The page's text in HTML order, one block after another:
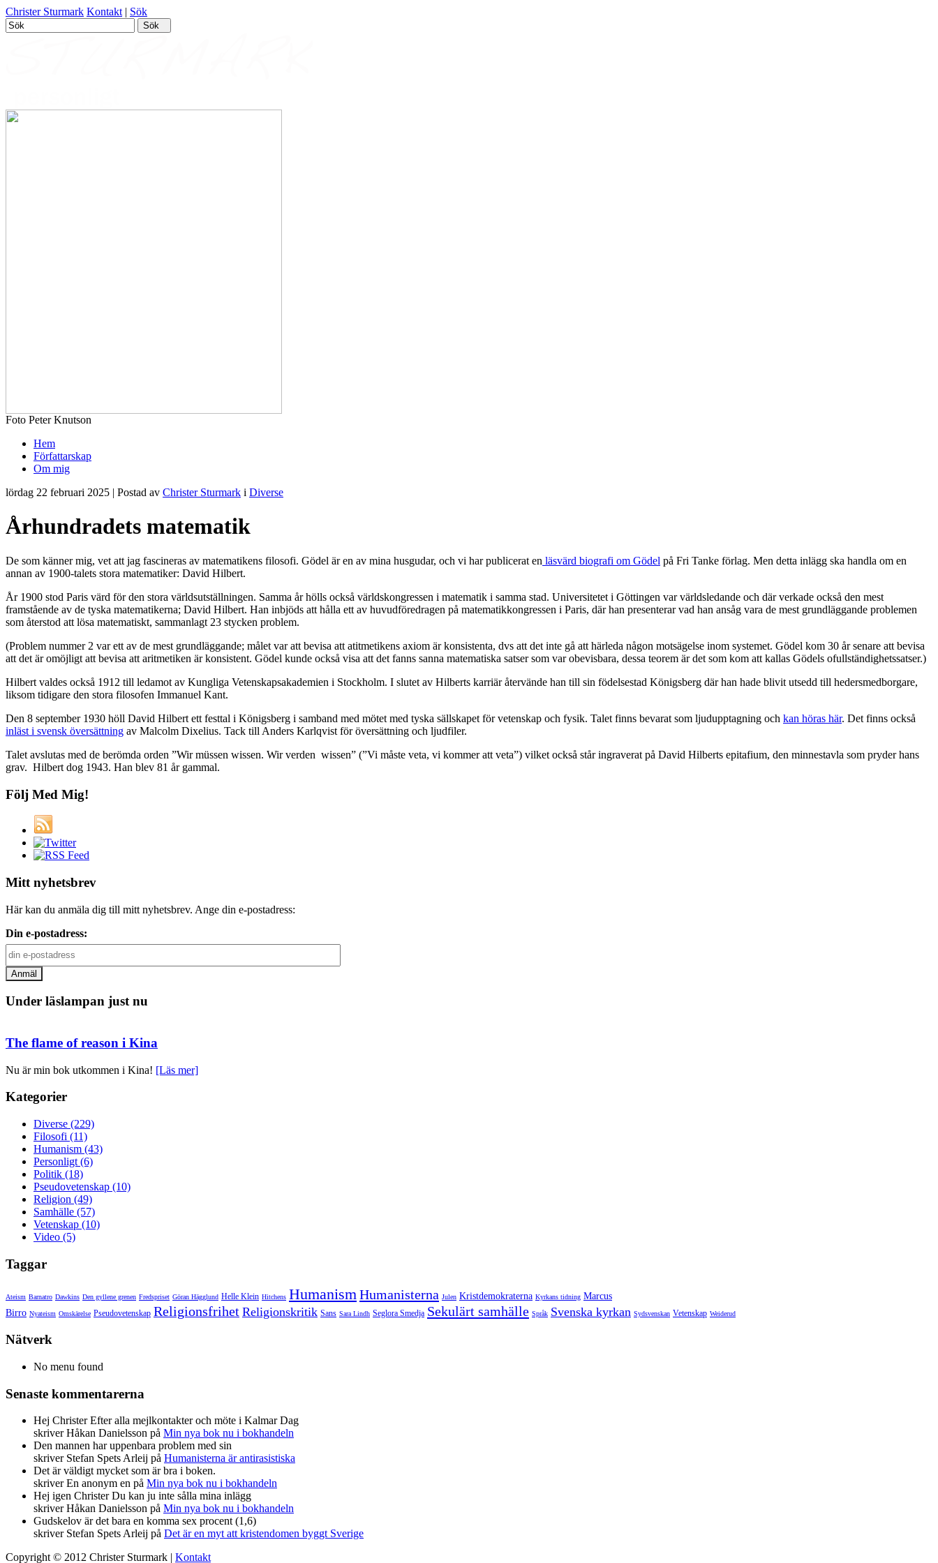
Christer Sturmark Kontakt | Sök
Foto Peter Knutson
Hem
Författarskap
Om mig
lördag 22 februari 2025 | Postad av Christer Sturmark i Diverse
Århundradets matematik
De som känner mig, vet att jag fascineras av matematikens filosofi. Gödel är en av mina husgudar, och vi har publicerat en läsvärd biografi om Gödel på Fri Tanke förlag. Men detta inlägg ska handla om en
annan av 1900-talets stora matematiker: David Hilbert.
År 1900 stod Paris värd för den stora världsutställningen. Samma år hölls också världskongressen i matematik i samma stad. Universitetet i Göttingen var världsledande och där verkade också den mest
framstående av de tyska matematikerna; David Hilbert. Han inbjöds att hålla ett av huvudföredragen på matematikkongressen i Paris, där han presenterar vad han ansåg vara de mest grundläggande problemen
som återstod att lösa matematiskt, sammanlagt 23 stycken problem.
(Problem nummer 2 var ett av de mest grundläggande; målet var att bevisa att atitmetikens axiom är konsistenta, dvs att det inte gå att härleda någon motsägelse inom systemet. Gödel kom 30 år senare att bevisa
att det är omöjligt att bevisa att aritmetiken är konsistent. Gödel kunde också visa att det fanns sanna matematiska satser som var obevisbara, dessa teorem är det som kom att kallas Gödels ofullständighetssatser.)
Hilbert valdes också 1912 till ledamot av Kungliga Vetenskapsakademien i Stockholm. I slutet av Hilberts karriär återvände han till sin födelsestad Königsberg där han hade blivit utsedd till hedersmedborgare,
liksom tidigare den stora filosofen Immanuel Kant.
Den 8 september 1930 höll David Hilbert ett festtal i Königsberg i samband med mötet med tyska sällskapet för vetenskap och fysik. Talet finns bevarat som ljudupptagning och kan höras här. Det finns också
inläst i svensk översättning av Malcolm Dixelius. Tack till Anders Karlqvist för översättning och ljudfiler.
Talet avslutas med de berömda orden ”Wir müssen wissen. Wir verden wissen” (”Vi måste veta, vi kommer att veta”) vilket också står ingraverat på David Hilberts epitafium, den minnestavla som pryder hans
grav. Hilbert dog 1943. Han blev 81 år gammal.
Följ Med Mig!
Mitt nyhetsbrev
Här kan du anmäla dig till mitt nyhetsbrev. Ange din e-postadress:
Din e-postadress:
Under läslampan just nu
The flame of reason i Kina
Nu är min bok utkommen i Kina! [Läs mer]
Kategorier
Diverse (229)
Filosofi (11)
Humanism (43)
Personligt (6)
Politik (18)
Pseudovetenskap (10)
Religion (49)
Samhälle (57)
Vetenskap (10)
Video (5)
Taggar
Ateism Barnatro Dawkins Den gyllene grenen Fredspriset Göran Hägglund Helle Klein Hitchens Humanism Humanisterna Julen Kristdemokraterna Kyrkans tidning Marcus
Birro Nyateism Omskärelse Pseudovetenskap Religionsfrihet Religionskritik Sans Sara Lindh Seglora Smedja Sekulärt samhälle Språk Svenska kyrkan Sydsvenskan Vetenskap Weiderud
Nätverk
No menu found
Senaste kommentarerna
Hej Christer Efter alla mejlkontakter och möte i Kalmar Dag
skriver Håkan Danielsson på Min nya bok nu i bokhandeln
Den mannen har uppenbara problem med sin
skriver Stefan Spets Arleij på Humanisterna är antirasistiska
Det är väldigt mycket som är bra i boken.
skriver En anonym en på Min nya bok nu i bokhandeln
Hej igen Christer Du kan ju inte sålla mina inlägg
skriver Håkan Danielsson på Min nya bok nu i bokhandeln
Gudskelov är det bara en komma sex procent (1,6)
skriver Stefan Spets Arleij på Det är en myt att kristendomen byggt Sverige
Copyright © 2012 Christer Sturmark | Kontakt